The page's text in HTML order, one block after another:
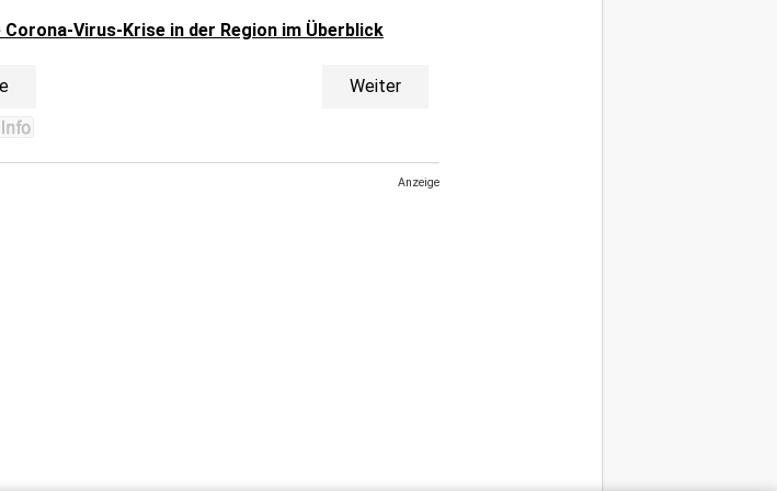
Virus-Krise in der Region im Überblick
Weiter
Anzeige